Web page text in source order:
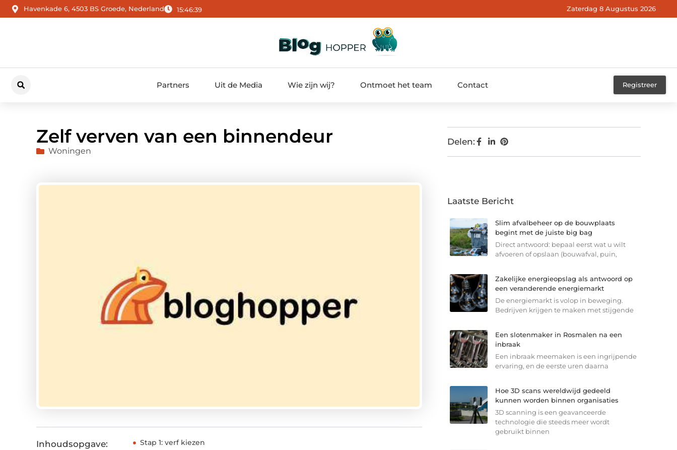
Havenkade 6, 4503 BS Groede, Nederland 15:46:40 Zaterdag 8 Augustus 2026
Partners Uit de Media Wie zijn wij? Ontmoet het team Contact Registreer
Zelf verven van een binnendeur
Woningen
Inhoudsopgave:
Stap 1: verf kiezen
Delen:
Laatste Bericht
Slim afvalbeheer op de bouwplaats
begint met de juiste big bag
Direct antwoord: bepaal eerst wat u wilt
afvoeren of opslaan (bouwafval, puin,
Zakelijke energieopslag als antwoord op
een veranderende energiemarkt
De energiemarkt is volop in beweging.
Bedrijven krijgen te maken met stijgende
Een slotenmaker in Rosmalen na een
inbraak
Een inbraak meemaken is een ingrijpende
ervaring, en de eerste uren daarna
Hoe 3D scans wereldwijd gedeeld
kunnen worden binnen organisaties
3D scanning is een geavanceerde
technologie die steeds meer wordt
gebruikt binnen